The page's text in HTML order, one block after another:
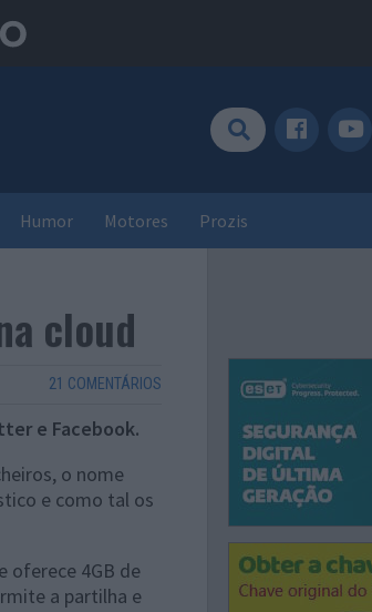
Humor Motores Prozis
cloud
21 COMENTÁRIOS
e Facebook.
o nome
e como tal os
oferece 4GB de
a partilha e